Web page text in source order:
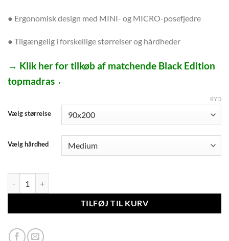
● Ergonomisk design med MINI- og MICRO-posefjedre
● Tilgængelig i forskellige størrelser og hårdheder
→ Klik her for tilkøb af matchende Black Edition
topmadras ←
Vælg størrelse
Vælg hårdhed
RYD
TILFØJ TIL KURV